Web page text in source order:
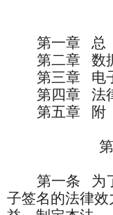
第一章
第二章
数
第三章
电
第四章
法
第五章
第一条
为
子签名的法律